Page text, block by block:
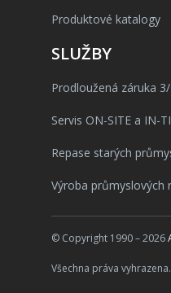
Produktové katalogy
SLUŽBY
Prodloužená záruka
Servis ON-SITE a IN-
Repase starých
Výroba průmyslových
© Copyright 1990 – 2026
Všechna práva vyhrazena.